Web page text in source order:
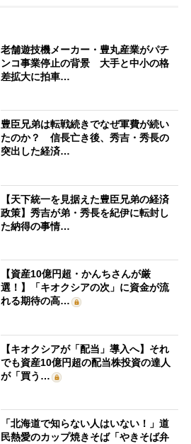
老舗遊技機メーカー・豊丸産業がパチ
ンコ事業停止の背景 大手と中小の格
差拡大に拍車…
豊臣兄弟は転戦続きでなぜ軍費が続い
たのか？ 信長亡き後、秀吉・秀長の
突出した経済…
【天下統一を見据えた豊臣兄弟の経済
政策】秀吉が弟・秀長を紀伊に転封し
た納得の事情…
【資産10億円超・かんちさんが厳
選！】「キオクシアの次」に資金が流
れる期待の高…
【キオクシアが「配当」導入へ】それ
でも資産10億円超の配当株投資の達人
が「買う…
「北海道で知らない人はいない！」道
民熱愛のカップ焼きそば「やきそば弁